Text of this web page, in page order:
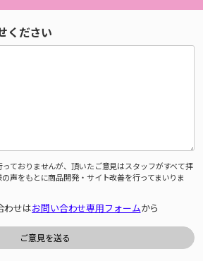
ください
ておりませんが、頂いたご意見はスタッフがすべて拝
声をもとに商品開発・サイト改善を行ってまいりま
わせはお問い合わせ専用フォームから